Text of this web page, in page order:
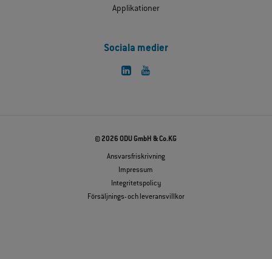
Applikationer
Sociala medier
© 2026 ODU GmbH & Co.KG
Ansvarsfriskrivning
Impressum
Integritetspolicy
Försäljnings- och leveransvillkor